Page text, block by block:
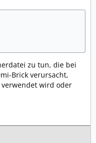
zu tun, die bei
Brick verursacht,
wird oder